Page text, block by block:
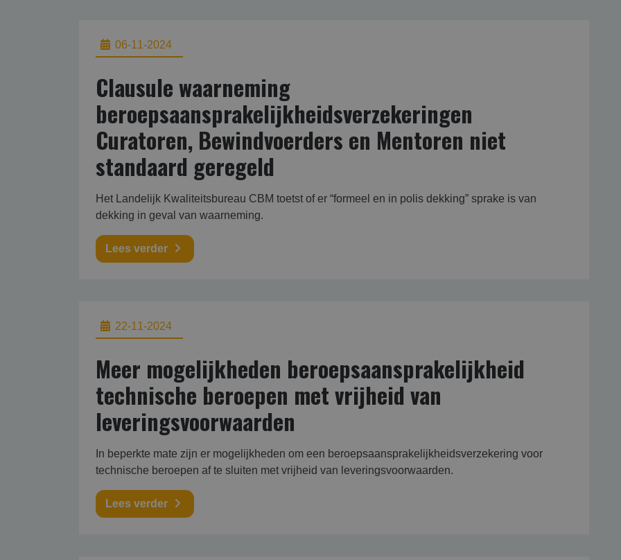
06-11-2024
Clausule waarneming
beroepsaansprakelijkheidsverzekeringen
Curatoren, Bewindvoerders en Mentoren niet
standaard geregeld
Het Landelijk Kwaliteitsbureau CBM toetst of er “formeel en in polis dekking” sprake is van
dekking in geval van waarneming.
Lees verder
22-11-2024
Meer mogelijkheden beroepsaansprakelijkheid
technische beroepen met vrijheid van
leveringsvoorwaarden
In beperkte mate zijn er mogelijkheden om een beroepsaansprakelijkheidsverzekering voor
technische beroepen af te sluiten met vrijheid van leveringsvoorwaarden.
Lees verder